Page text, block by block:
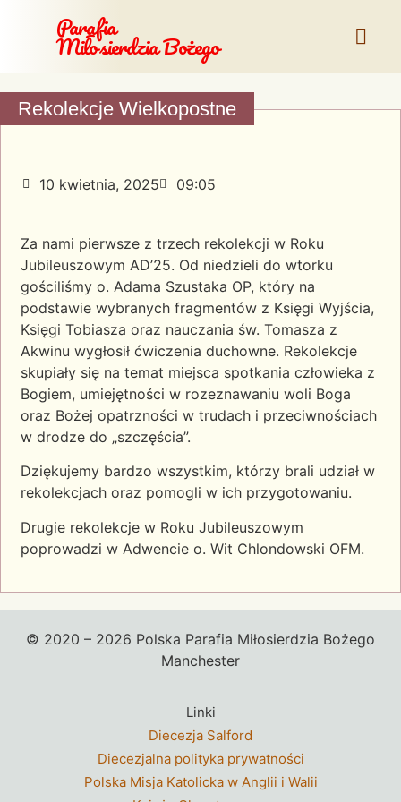
Parafia
Miłosierdzia Bożego
Rekolekcje Wielkopostne
10 kwietnia, 2025 09:05
Za nami pierwsze z trzech rekolekcji w Roku
Jubileuszowym AD’25. Od niedzieli do wtorku
gościliśmy o. Adama Szustaka OP, który na
podstawie wybranych fragmentów z Księgi Wyjścia,
Księgi Tobiasza oraz nauczania św. Tomasza z
Akwinu wygłosił ćwiczenia duchowne. Rekolekcje
skupiały się na temat miejsca spotkania człowieka z
Bogiem, umiejętności w rozeznawaniu woli Boga
oraz Bożej opatrzności w trudach i przeciwnościach
w drodze do „szczęścia”.
Dziękujemy bardzo wszystkim, którzy brali udział w
rekolekcjach oraz pomogli w ich przygotowaniu.
Drugie rekolekcje w Roku Jubileuszowym
poprowadzi w Adwencie o. Wit Chlondowski OFM.
© 2020 – 2026 Polska Parafia Miłosierdzia Bożego
Manchester
Linki
Diecezja Salford
Diecezjalna polityka prywatności
Polska Misja Katolicka w Anglii i Walii